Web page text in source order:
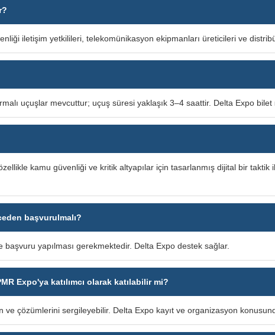
iletişim yetkilileri, telekomünikasyon ekipmanları üreticileri ve
uçuşlar mevcuttur; uçuş süresi yaklaşık 3–4 saattir. Delta Expo bilet
kamu güvenliği ve kritik altyapılar için tasarlanmış dijital bir taktik
başvurulmalı?
yapılması gerekmektedir. Delta Expo destek sağlar.
Expo'ya katılımcı olarak katılabilir mi?
çözümlerini sergileyebilir. Delta Expo kayıt ve organizasyon